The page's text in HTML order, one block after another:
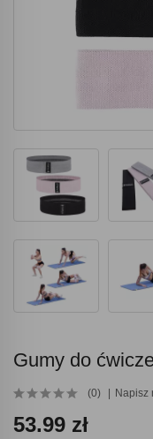
Gumy do
(0) Napisz
53.99 zł